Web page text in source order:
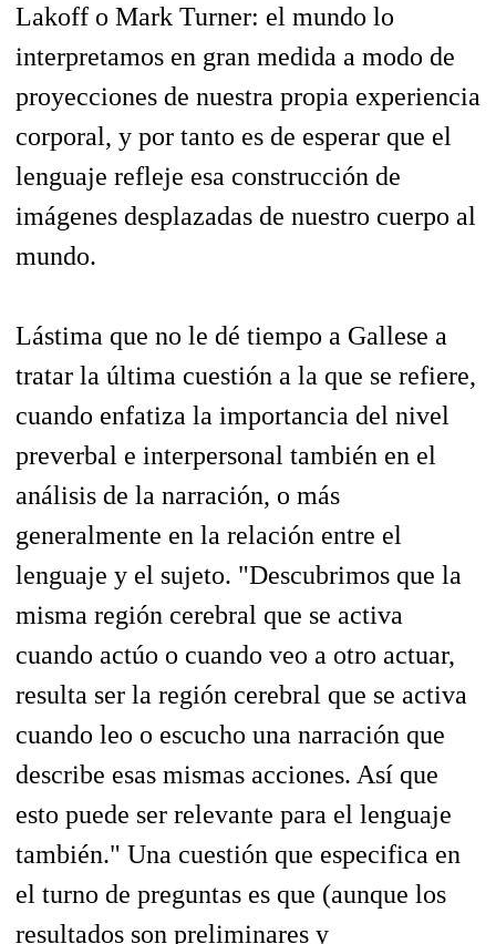
Lakoff o Mark Turner: el mundo lo
interpretamos en gran medida a modo de
proyecciones de nuestra propia experiencia
corporal, y por tanto es de esperar que el
lenguaje refleje esa construcción de
imágenes desplazadas de nuestro cuerpo al
mundo.
Lástima que no le dé tiempo a Gallese a
tratar la última cuestión a la que se refiere,
cuando enfatiza la importancia del nivel
preverbal e interpersonal también en el
análisis de la narración, o más
generalmente en la relación entre el
lenguaje y el sujeto. "Descubrimos que la
misma región cerebral que se activa
cuando actúo o cuando veo a otro actuar,
resulta ser la región cerebral que se activa
cuando leo o escucho una narración que
describe esas mismas acciones. Así que
esto puede ser relevante para el lenguaje
también." Una cuestión que especifica en
el turno de preguntas es que (aunque los
resultados son preliminares y